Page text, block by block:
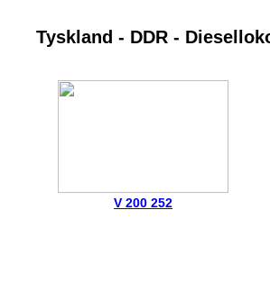
Tyskland - DDR -
V 200 252